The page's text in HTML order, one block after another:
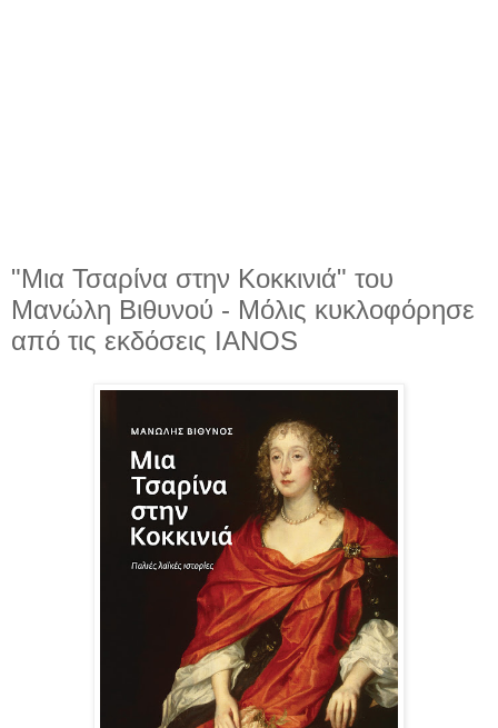
"Μια Τσαρίνα στην Κοκκινιά" του
Μανώλη Βιθυνού - Μόλις κυκλοφόρησε
από τις εκδόσεις IANOS